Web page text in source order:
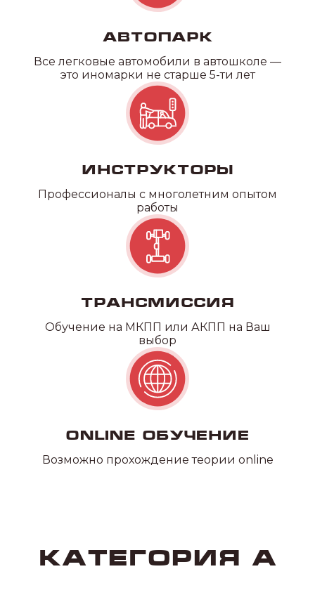
Автопарк
Все легковые автомобили в автошколе —
это иномарки не старше 5-ти лет
Инструкторы
Профессионалы с многолетним опытом
работы
Трансмиссия
Обучение на МКПП или АКПП на Ваш
выбор
Online обучение
Возможно прохождение теории online
Категория С